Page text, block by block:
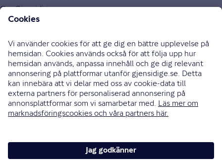
Om Gjensidige
Jobba hos oss
Press och media
Investor relations
Samarbetspartners
0771-326 326
Bli uppringd
Skriv till oss
Instagram